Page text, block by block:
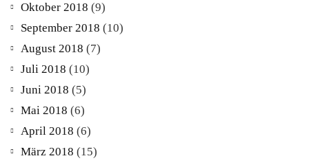
Oktober 2018 (9)
September 2018 (10)
August 2018 (7)
Juli 2018 (10)
Juni 2018 (5)
Mai 2018 (6)
April 2018 (6)
März 2018 (15)